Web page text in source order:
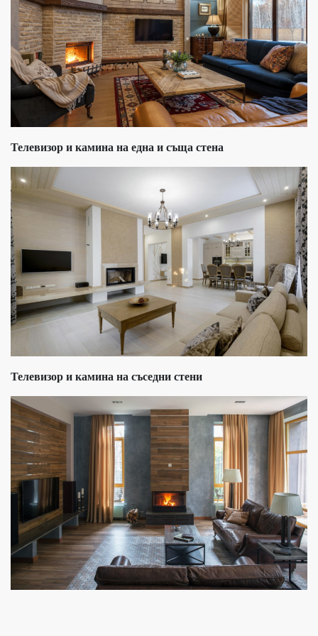
Телевизор и камина на една и съща стена
Телевизор и камина на съседни стени